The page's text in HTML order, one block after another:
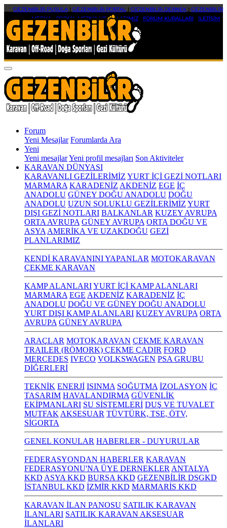
GEZENBİLİR PUSULA| GEZENBİLİR PORTAL| GEZENBİLİR DERNEK| GEZENBİLİR
MEDYA|SOSYAL MEDYA HESAPLARIMIZ FORUM KURALLARI İLETİŞİM
Forum
Yeni Mesajlar Forumlarda Ara
Yeni
Yeni mesajlarYeni profil mesajları Son Aktiviteler
KARAVAN DÜNYASI
KARAVANLI GEZİLERİMİZ YURT İÇİ GEZİ NOTLARI
MARMARA KARADENİZ AKDENİZ EGE İÇ
ANADOLU GÜNEY DOĞU ANADOLU DOĞU
ANADOLU UZUN SOLUKLU GEZİLERİMİZ YURT
DIŞI GEZİ NOTLARI BALKANLAR KUZEY AVRUPA
ORTA AVRUPA GÜNEY AVRUPA ORTA DOĞU VE
ASYA AMERİKA VE UZAKDOĞU GEZİ
PLANLARIMIZ
KENDİ KARAVANINI YAPANLAR MOTOKARAVAN
ÇEKME KARAVAN
KAMP ALANLARIYURT İÇİ KAMP ALANLARI
MARMARA EGE AKDENİZ KARADENİZ İÇ
ANADOLU DOĞU VE GÜNEY DOĞU ANADOLU
YURT DIŞI KAMP ALANLARI KUZEY AVRUPA ORTA
AVRUPA GÜNEY AVRUPA
ARAÇLAR MOTOKARAVAN ÇEKME KARAVAN
TRAILER (RÖMORK) ÇEKME ÇADIR FORD
MERCEDES IVECO VOLKSWAGEN PSA GRUBU
DİĞERLERİ
TEKNİK ENERJİ ISINMA SOĞUTMA İZOLASYON İÇ
TASARIM HAVALANDIRMA GÜVENLİK
EKİPMANLARI SU SİSTEMLERİ DUŞ VE TUVALET
MUTFAK AKSESUAR TÜVTÜRK, TSE, ÖTV,
SİGORTA
GENEL KONULAR HABERLER - DUYURULAR
FEDERASYONDAN HABERLER KARAVAN
FEDERASYONU'NA ÜYE DERNEKLER ANTALYA
KKD ASYA KKD BURSA KKD GEZENBİLİR DSGKD
İSTANBUL KKD İZMİR KKD MARMARİS KKD
KARAVAN İLAN PANOSU SATILIK KARAVAN
İLANLARI SATILIK KARAVAN AKSESUAR
İLANLARI